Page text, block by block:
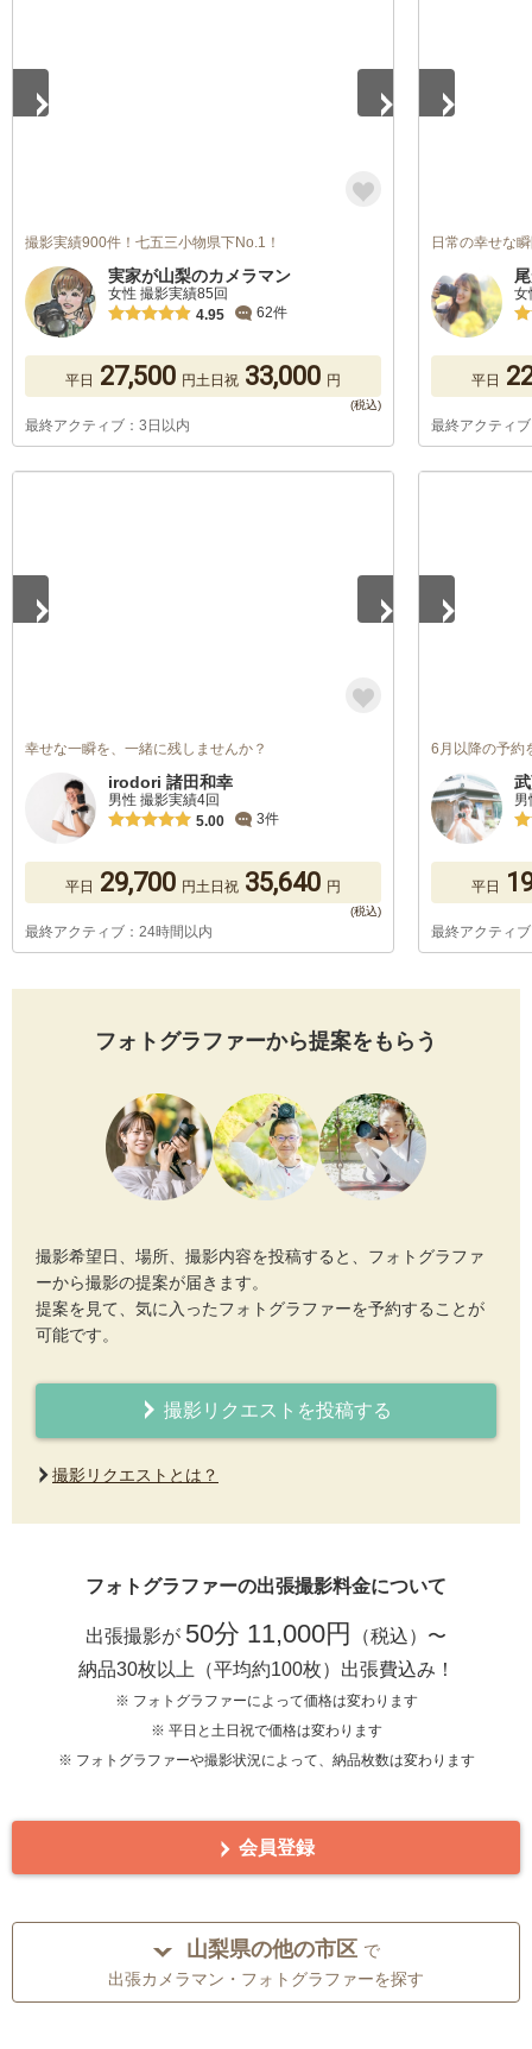
撮影実績900件！七五三小物県下No.1！
実家が山梨のカメラマン
女性 撮影実績85回
4.95
62件
平日 27,500 円土日祝 33,000 円
最終アクティブ：3日以内
日常の幸せな
女
平日
最終アクティ
幸せな一瞬を、一緒に残しませんか？
irodori 諸田和幸
男性 撮影実績4回
5.00
3件
平日 29,700 円土日祝 35,640 円
最終アクティブ：24時間以内
6月以降の予約
平日
最終アクティ
フォトグラファーから提案をもらう
撮影希望日、場所、撮影内容を投稿すると、フォトグラファ
ーから撮影の提案が届きます。
提案を見て、気に入ったフォトグラファーを予約することが
可能です。
撮影リクエストを投稿する
撮影リクエストとは？
フォトグラファーの出張撮影料金について
出張撮影が 50分 11,000円
（税込）〜
納品30枚以上（平均約100枚）出張費込み！
※ フォトグラファーによって価格は変わります
※ 平日と土日祝で価格は変わります
※ フォトグラファーや撮影状況によって、納品枚数は変わります
会員登録
山梨県の他の市区 で
出張カメラマン・フォトグラファーを探す